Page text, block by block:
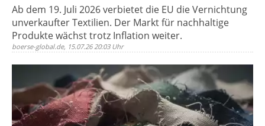
Ab dem 19. Juli 2026 verbietet die EU die Vernichtung
unverkaufter Textilien. Der Markt für nachhaltige
Produkte wächst trotz Inflation weiter.
boerse-global.de, 15.07.26 20:03 Uhr